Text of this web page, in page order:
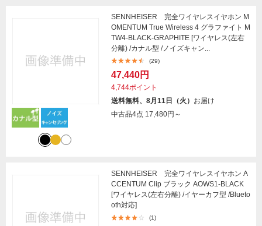
SENNHEISER 完全ワイヤレスイヤホン M
OMENTUM True Wireless 4 グラファイト M
TW4-BLACK-GRAPHITE [ワイヤレス(左右
分離) /カナル型 /ノイズキャン...
(29)
47,440円
4,744ポイント
送料無料、8月11日（火） お届け
中古品4点 17,480円～
SENNHEISER 完全ワイヤレスイヤホン A
CCENTUM Clip ブラック AOWS1-BLACK
[ワイヤレス(左右分離) /イヤーカフ型 /Blueto
oth対応]
(1)